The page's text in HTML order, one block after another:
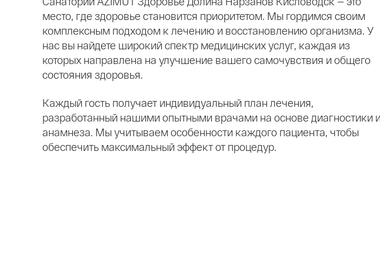
место, где здоровье становится приоритетом. Мы гордимся своим
комплексным подходом к лечению и восстановлению организма. У
нас вы найдете широкий спектр медицинских услуг, каждая из
которых направлена на улучшение вашего самочувствия и общего
состояния здоровья.
Каждый гость получает индивидуальный план лечения,
разработанный нашими опытными врачами на основе диагностики
анамнеза. Мы учитываем особенности каждого пациента, чтобы
обеспечить максимальный эффект от процедур.